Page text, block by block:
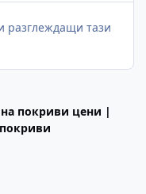
разглеждащи тази
покриви цени |